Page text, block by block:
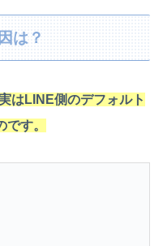
は？
はLINE側のデフォルト
す。